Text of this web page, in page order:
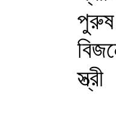
পুরুষ